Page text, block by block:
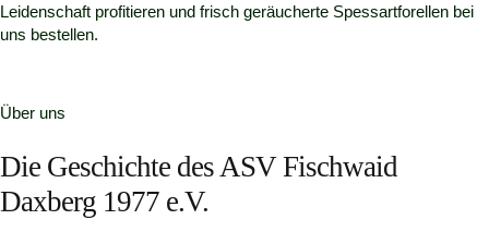
Leidenschaft profitieren und frisch geräucherte Spessartforellen bei
uns bestellen.
Über uns
Die Geschichte des ASV Fischwaid
Daxberg 1977 e.V.